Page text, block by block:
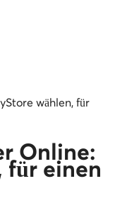
wählen, für
Online:
für einen